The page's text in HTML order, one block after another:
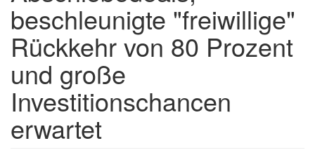
beschleunigte "freiwillige"
Rückkehr von 80 Prozent
und große
Investitionschancen
erwartet